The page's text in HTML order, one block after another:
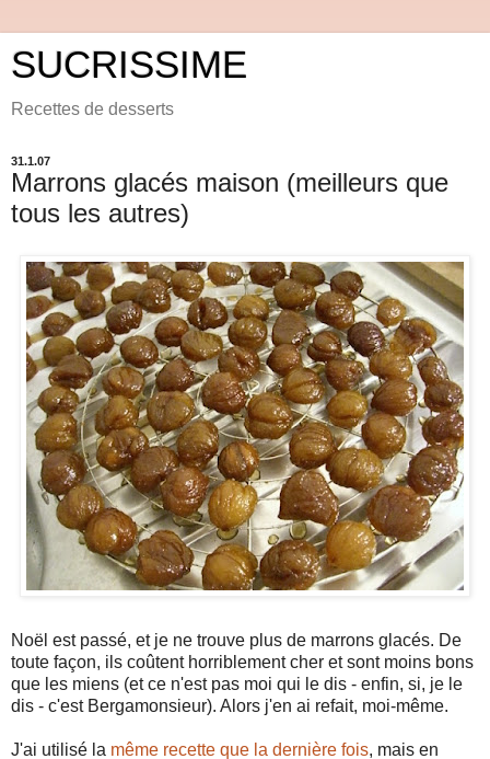
SUCRISSIME
Recettes de desserts
31.1.07
Marrons glacés maison (meilleurs que
tous les autres)
Noël est passé, et je ne trouve plus de marrons glacés. De
toute façon, ils coûtent horriblement cher et sont moins bons
que les miens (et ce n'est pas moi qui le dis - enfin, si, je le
dis - c'est Bergamonsieur). Alors j'en ai refait, moi-même.
J'ai utilisé la même recette que la dernière fois, mais en